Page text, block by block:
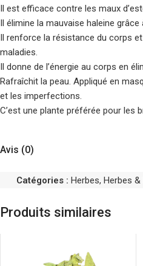
Il est efficace contre les maux
Il élimine la mauvaise haleine
Il renforce la résistance du corps
maladies.
Il donne de l’énergie au corps en
Rafraîchit la peau. Appliqué en
et les imperfections.
C’est une plante préférée pour les
Avis (0)
Catégories : Herbes, Herbes &
Produits similaires